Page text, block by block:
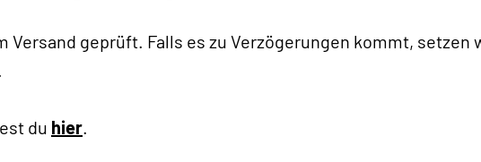
Versand geprüft. Falls es zu Verzögerungen kommt, setzen
du hier.